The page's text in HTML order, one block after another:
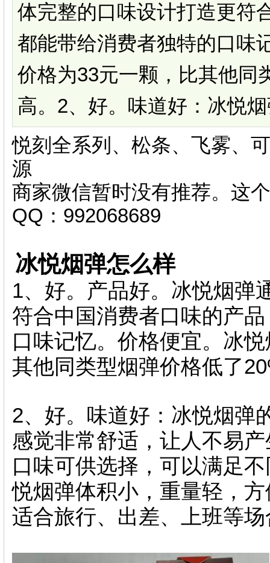
体完整的口味设计打造更符
都能带给消费者独特的口味
价格为33元一颗，比其他同
高。2、好。味道好：冰悦
悦刻全系列、松条、飞雾、
源
商家微信暂时没有推荐。这
QQ：992068689
冰悦烟弹怎么样
1、好。产品好。冰悦烟弹
符合中国消费者口味的产
口味记忆。价格便宜。冰
其他同类型烟弹价格低了
2、好。味道好：冰悦烟
感觉非常舒适，让人不易
口味可供选择，可以满足
悦烟弹体积小，重量轻，
适合旅行、出差、上班等